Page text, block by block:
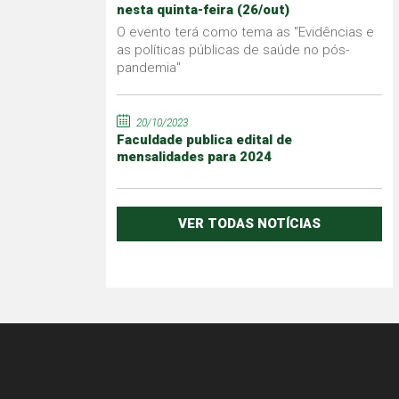
nesta quinta-feira (26/out)
O evento terá como tema as "Evidências e
as políticas públicas de saúde no pós-
pandemia"
20/10/2023
Faculdade publica edital de
mensalidades para 2024
VER TODAS NOTÍCIAS